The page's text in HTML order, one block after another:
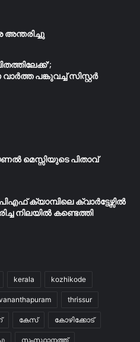
അന്തരിച്ചു
പങ്കുവച്ച് സിസ്റ്റർ
മെസ്സിയുടെ പിതാവ്
ക്യാമ്പിലെ ക്വാർട്ടേഴ്സിൽ
നിലയിൽ കണ്ടെത്തി
kerala kozhikode
thrissur
കേസ് കോഴിക്കോട്
സംസ്ഥാനത്ത്